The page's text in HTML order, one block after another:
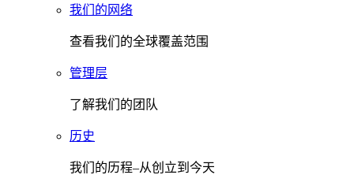
我们的网络
查看我们的全球覆盖范围
管理层
了解我们的团队
历史
我们的历程–从创立到今天